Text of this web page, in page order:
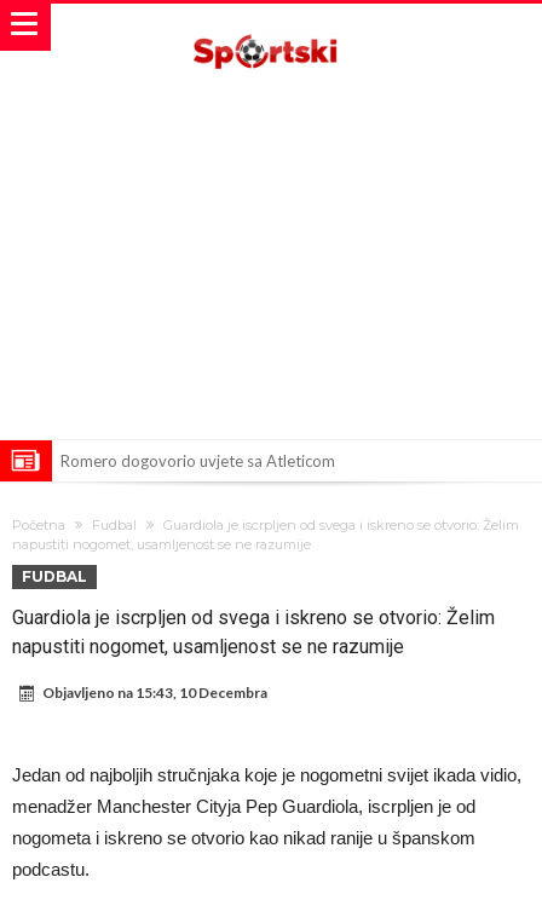
Romero dogovorio uvjete sa Atleticom
pravila
Veliko “Here we go” malo prije ponoći – Liverpool se pojačao iz
Barcelone!
Liverpool i Arsenal u borbi za igrača koji vrijedi 69 miliona eura!
Dilema više ne postoji – Datum dolaska Rodrija u Barcelonu
Ulazim na stadion da raznesem Mesija sa četiri bombe
Đani Infantino uzvraća udarac, ko ga je sve podržao do sada?
Početna Fudbal
Guardiola je iscrpljen od svega i iskreno se otvorio: Želim
napustiti nogomet, usamljenost se ne razumije
FUDBAL
Guardiola je iscrpljen od svega i iskreno se otvorio: Želim
napustiti nogomet, usamljenost se ne razumije
Objavljeno na 15:43, 10 Decembra
Jedan od najboljih stručnjaka koje je nogometni svijet ikada vidio,
menadžer Manchester Cityja Pep Guardiola, iscrpljen je od
nogometa i iskreno se otvorio kao nikad ranije u španskom
podcastu.